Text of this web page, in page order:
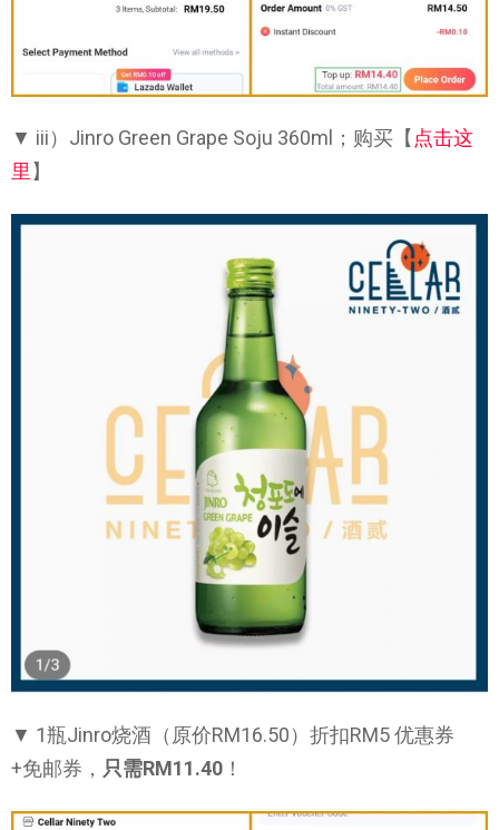
▼ iii）Jinro Green Grape Soju 360ml；购买【 点击这
里 】
▼ 1瓶Jinro烧酒（原价RM16.50）折扣RM5 优惠券
+免邮券， 只需RM11.40 ！